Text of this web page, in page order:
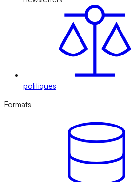
politiques
Formats